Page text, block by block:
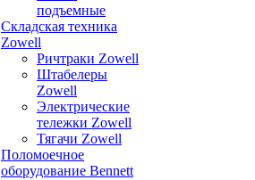
подъемные
Складская техника
Zowell
Ричтраки Zowell
Штабелеры
Zowell
Электрические
тележки Zowell
Тягачи Zowell
Поломоечное
оборудование Bennett